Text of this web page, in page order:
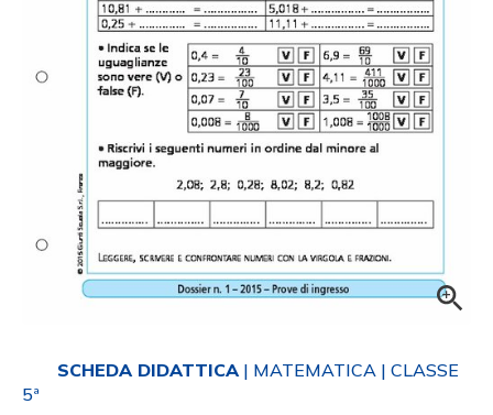
SCHEDA DIDATTICA | MATEMATICA | CLASSE
5ª